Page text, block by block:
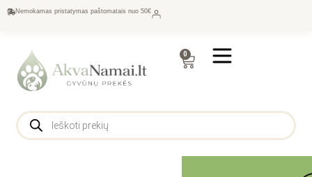
Nemokamas pristatymas paštomatais nuo 50€
0